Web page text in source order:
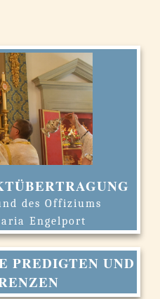
des Offiziums
Engelport
PREDIGTEN UND